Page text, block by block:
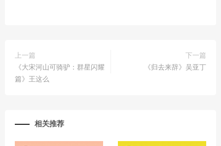
上一篇
《大宋河山可骑驴：群星闪耀
篇》王这么
下一篇
《归去来辞》吴亚丁
相关推荐